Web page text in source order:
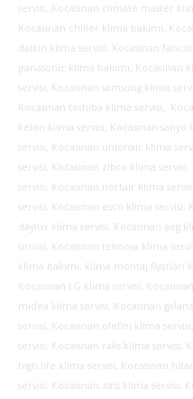
servisi, Kocasinan climate master
Kocasinan chiller klima bakımı,
daikin klima servisi, Kocasinan
panasonic klima bakımı, Kocasinan
servisi, Kocasinan samsung klima
Kocasinan toshiba klima servisi,
kelon klima servisi, Kocasinan
servisi, Kocasinan unionair klima
servisi, Kocasinan zibro klima
servisi, Kocasinan nortair klima
servisi, Kocasinan esco klima
daylux klima servisi, Kocasinan aeg
servisi, Kocasinan teknosa klima
klima bakımı, klima montaj fiyatları
Kocasinan LG klima servisi,
midea klima servisi, Kocasinan
servisi, Kocasinan olefini klima
servisi, Kocasinan raks klima servisi,
high life klima servisi, Kocasinan
servisi, Kocasinan zass klima servisi,